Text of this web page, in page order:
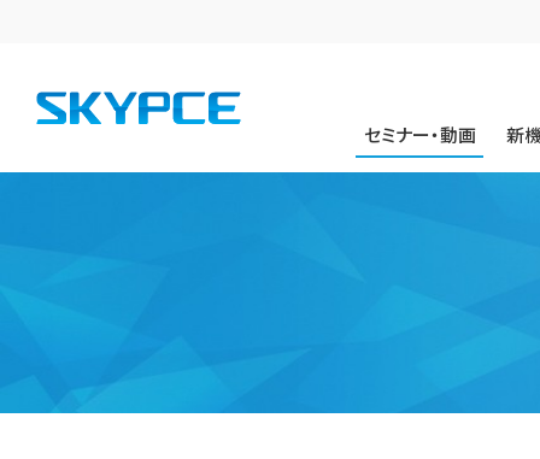
セミナー・動画 新